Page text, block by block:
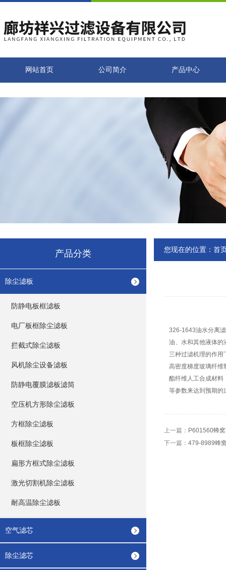
网站首页 公司简介 产品中心
产品分类
除尘滤板
防静电板框滤板
电厂板框除尘滤板
拦截式除尘滤板
风机除尘设备滤板
防静电覆膜滤板滤筒
空压机方形除尘滤板
方框除尘滤板
板框除尘滤板
扁形方框式除尘滤板
激光切割机除尘滤板
耐高温除尘滤板
空气滤芯
除尘滤芯
您现在的位置： 首
326-1643油水分离
油、水和其他液体的
三种过滤机理的作用
高密度梯度玻璃纤维
酯纤维人工合成材料
等参数来达到预期的
上一篇： P601560蜂
下一篇： 479-8989蜂